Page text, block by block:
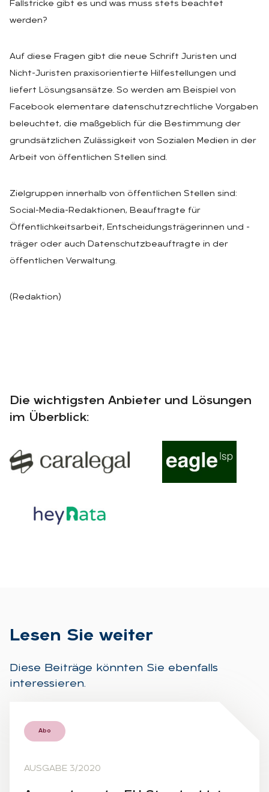
Die wichtigsten Anbieter und Lösungen
im Überblick:
Fallstricke gibt es und was muss stets beachtet
werden?
Auf diese Fragen gibt die neue Schrift Juristen und
Nicht-Juristen praxisorientierte Hilfestellungen und
liefert Lösungsansätze. So werden am Beispiel von
Facebook elementare datenschutzrechtliche Vorgaben
beleuchtet, die maßgeblich für die Bestimmung der
grundsätzlichen Zulässigkeit von Sozialen Medien in der
Arbeit von öffentlichen Stellen sind.
Zielgruppen innerhalb von öffentlichen Stellen sind:
Social-Media-Redaktionen, Beauftragte für
Öffentlichkeitsarbeit, Entscheidungsträgerinnen und -
träger oder auch Datenschutzbeauftragte in der
öffentlichen Verwaltung.
(Redaktion)
Le­sen Sie wei­ter
Diese Beiträge könnten Sie ebenfalls
interessieren.
Abo
AUSGABE 3/2020